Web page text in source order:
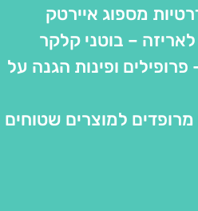
מספוג איירטק
– בוטני קלקר
ופינות הגנה על
למוצרים שטוחים